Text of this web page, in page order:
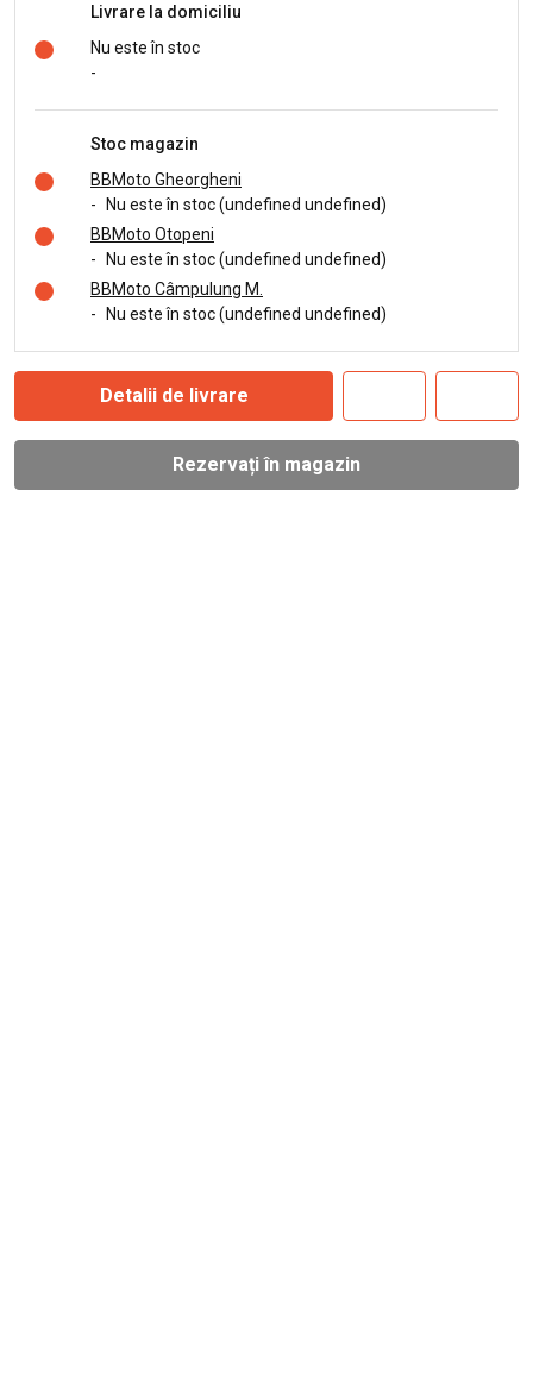
Livrare la domiciliu
Nu este în stoc
-
Stoc magazin
BBMoto Gheorgheni
-
Nu este în stoc (undefined undefined)
BBMoto Otopeni
-
Nu este în stoc (undefined undefined)
BBMoto Câmpulung M.
-
Nu este în stoc (undefined undefined)
Detalii de livrare
Rezervați în magazin